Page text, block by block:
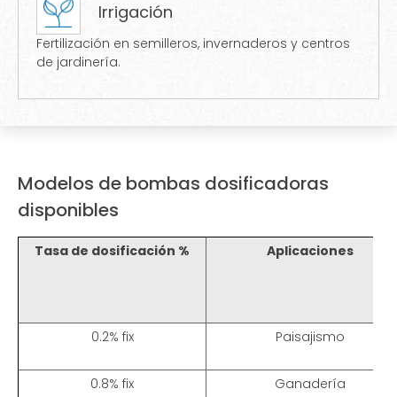
Irrigación
Fertilización en semilleros, invernaderos y centros
de jardinería.
Modelos de bombas dosificadoras
disponibles
Tasa de dosificación % Aplicaciones
0.2% fix Paisajismo
0.8% fix Ganadería